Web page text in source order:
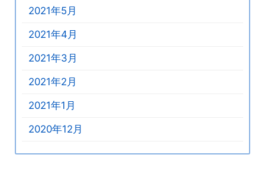
2021年5月
2021年4月
2021年3月
2021年2月
2021年1月
2020年12月